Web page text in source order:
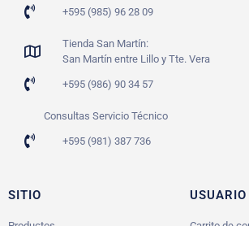
+595 (985) 96 28 09
Tienda San Martín:
San Martín entre Lillo y Tte. Vera
+595 (986) 90 34 57
Consultas Servicio Técnico
+595 (981) 387 736
SITIO USUARIO